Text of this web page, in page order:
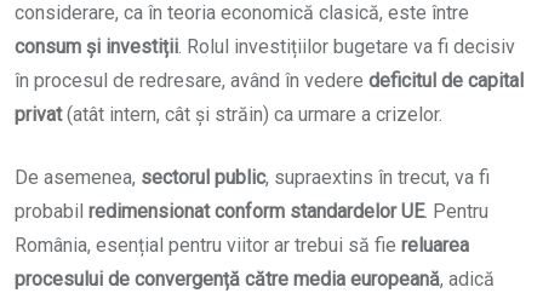
considerare, ca în teoria economică clasică, este între
consum și investiții. Rolul investițiilor bugetare va fi decisiv
în procesul de redresare, având în vedere deficitul de capital
privat(atât intern, cât și străin) ca urmare a crizelor.
De asemenea, sectorul public, supraextins în trecut, va fi
probabil redimensionat conform standardelor UE. Pentru
România, esențial pentru viitor ar trebui să fie reluarea
procesului de convergență către media europeană, adică